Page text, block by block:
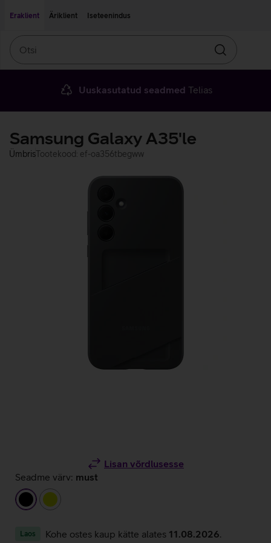
Eraklient
Äriklient Iseteenindus
Otsin
Uuskasutatud seadmed Telias
Samsung Galaxy A35'le
ÜmbrisTootekood: ef-oa356tbegww
Lisan võrdlusesse
Seadme värv: must
must
laimiroheline
Laos Kohe ostes kaup kätte alates 11.08.2026